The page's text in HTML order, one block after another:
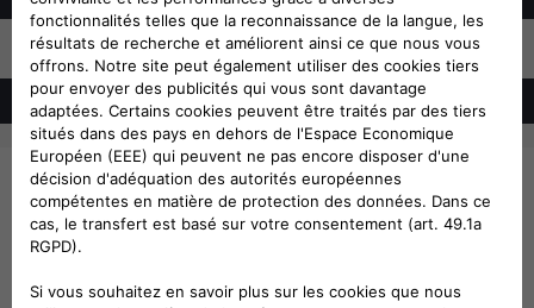
Offre
2
DISTRIBUTEUR
SÉLECTIONNEZ UN DE NOS